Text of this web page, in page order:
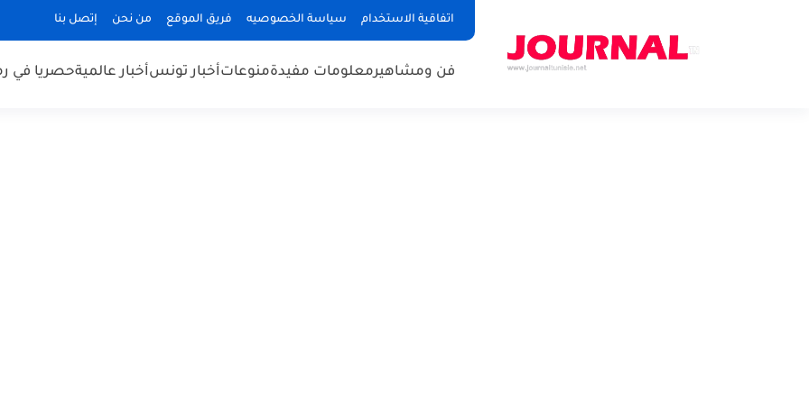
اتفاقية الاستخدام سياسة الخصوصيه فريق الموقع من نحن إتصل بنا
فن ومشاهيرمعلومات مفيدةمنوعاتأخبار تونسأخبار عالميةحصريا في